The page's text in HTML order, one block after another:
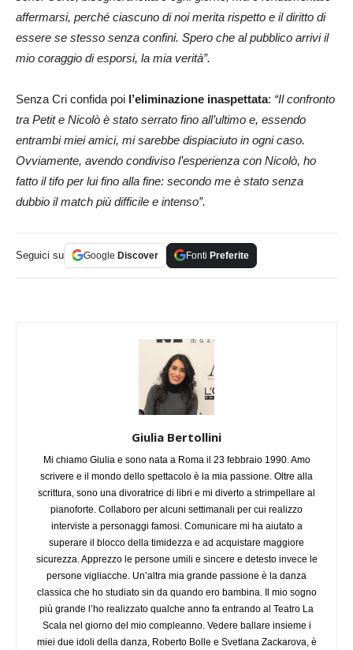
affermarsi, perché ciascuno di noi merita rispetto e il diritto di
essere se stesso senza confini. Spero che al pubblico arrivi il
mio coraggio di esporsi, la mia verità”.
Senza Cri confida poi l’eliminazione inaspettata: “Il confronto
tra Petit e Nicolò è stato serrato fino all’ultimo e, essendo
entrambi miei amici, mi sarebbe dispiaciuto in ogni caso.
Ovviamente, avendo condiviso l’esperienza con Nicolò, ho
fatto il tifo per lui fino alla fine: secondo me è stato senza
dubbio il match più difficile e intenso”.
Seguici su Google Discover Fonti Preferite
Giulia Bertollini
Mi chiamo Giulia e sono nata a Roma il 23 febbraio 1990. Amo
scrivere e il mondo dello spettacolo è la mia passione. Oltre alla
scrittura, sono una divoratrice di libri e mi diverto a strimpellare al
pianoforte. Collaboro per alcuni settimanali per cui realizzo
interviste a personaggi famosi. Comunicare mi ha aiutato a
superare il blocco della timidezza e ad acquistare maggiore
sicurezza. Apprezzo le persone umili e sincere e detesto invece le
persone vigliacche. Un’altra mia grande passione è la danza
classica che ho studiato sin da quando ero bambina. Il mio sogno
più grande l’ho realizzato qualche anno fa entrando al Teatro La
Scala nel giorno del mio compleanno. Vedere ballare insieme i
miei due idoli della danza, Roberto Bolle e Svetlana Zackarova, è